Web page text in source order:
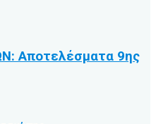
Αποτελέσματα 9ης